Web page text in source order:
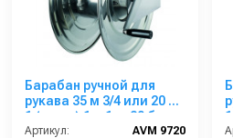
Барабан ручной для
рукава 35 м 3/4 или 20 м
1 (нерж.) 1ш.1ш. 20 бар
Артикул:
AVM 9720